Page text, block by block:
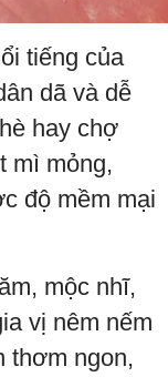
tiếng của
dã và dễ
hay chợ
mì mỏng,
độ mềm mại
mộc nhĩ,
vị nêm nếm
thơm ngon,